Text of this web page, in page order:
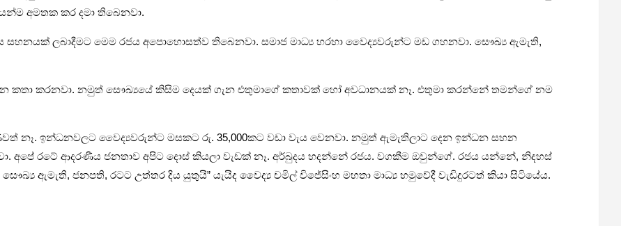
අමතක කර දමා තිබෙනවා.
ලබාදීමට මෙම රජය අපොහොසත්ව තිබෙනවා. සමාජ මාධ්‍ය හරහා වෛද්‍යවරුන්ට මඩ ගහනවා. සෞඛ්‍ය ඇමැති,
කතා කරනවා. නමුත් සෞඛ්‍යයේ කිසිම දෙයක් ගැන එතුමාගේ කතාවක් හෝ අවධානයක් නෑ. එතුමා කරන්නේ තමන්ගේ නම
නෑ. ඉන්ධනවලට වෛද්‍යවරුන්ට මසකට රු. 35,000කට වඩා වැය වෙනවා. නමුත් ඇමැතිලාට දෙන ඉන්ධන සහන
අපේ රටේ ආදරණීය ජනතාව අපිට දොස් කියලා වැඩක් නෑ. අර්බුදය හදන්නේ රජය. වගකීම ඔවුන්ගේ. රජය යන්නේ, නිදහස්
ඇමැති, ජනපති, රටට උත්තර දිය යුතුයි” යැයිද වෛද්‍ය චමිල් විජේසිංහ මහතා මාධ්‍ය හමුවේදී වැඩිදුරටත් කියා සිටියේය.